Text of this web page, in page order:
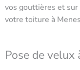
vos gouttières et
votre toiture à
Pose de velux